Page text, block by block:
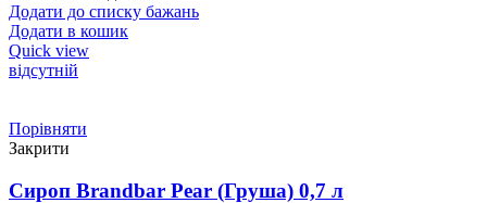
Додати до списку бажань
Додати в кошик
Quick view
відсутній
Порівняти
Закрити
Сироп Brandbar Pear (Груша) 0,7 л